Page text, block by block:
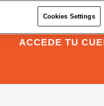
ACCEDE TU
Cookies Settings